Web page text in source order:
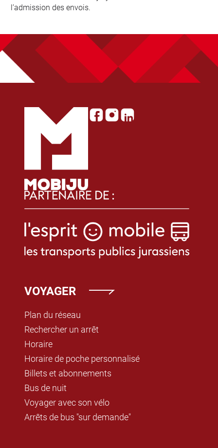
l’admission des envois.
VOYAGER
Plan du réseau
Rechercher un arrêt
Horaire
Horaire de poche personnalisé
Billets et abonnements
Bus de nuit
Voyager avec son vélo
Arrêts de bus "sur demande"